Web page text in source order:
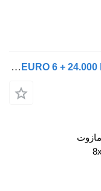
Scania G450 8X2 EURO 6 + 24.000 LITER TANK + 5 COMPARTIMENTS